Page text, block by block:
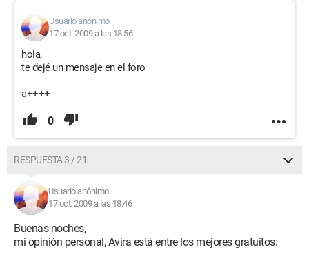
Usuario anónimo
17 oct. 2009 a las 18:56
hola,
te dejé un mensaje en el foro
a++++
0
RESPUESTA 3 / 21
Usuario anónimo
17 oct. 2009 a las 18:46
Buenas noches,
mi opinión personal, Avira está entre los mejores gratuitos: